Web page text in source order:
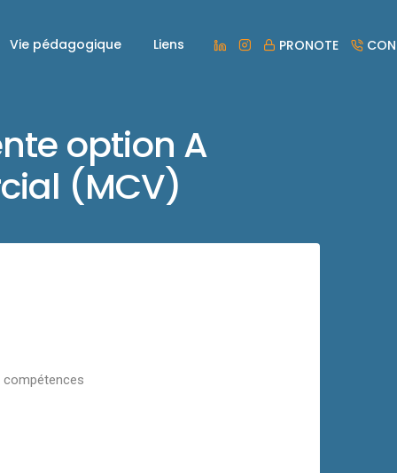
Vie pédagogique Liens PRONOTE
option A
(MCV)
compétences